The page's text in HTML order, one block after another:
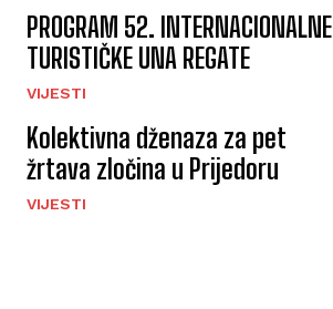
PROGRAM 52. INTERNACIONALNE
TURISTIČKE UNA REGATE
VIJESTI
Kolektivna dženaza za pet
žrtava zločina u Prijedoru
VIJESTI